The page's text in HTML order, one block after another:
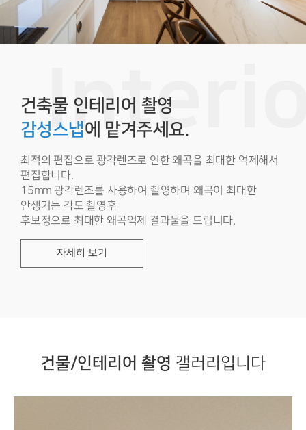
건축물 인테리어 촬영
감성스냅에 맡겨주세요.
최적의 편집으로 광각렌즈로 인한 왜곡을 최대한 억제해서
편집합니다.
15mm 광각렌즈를 사용하여 촬영하며 왜곡이 최대한
안생기는 각도 촬영후
후보정으로 최대한 왜곡억제 결과물을 드립니다.
자세히 보기
건물/인테리어 촬영 갤러리입니다